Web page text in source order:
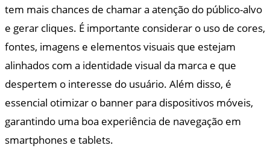
tem mais chances de chamar a atenção do público-alvo
e gerar cliques. É importante considerar o uso de cores,
fontes, imagens e elementos visuais que estejam
alinhados com a identidade visual da marca e que
despertem o interesse do usuário. Além disso, é
essencial otimizar o banner para dispositivos móveis,
garantindo uma boa experiência de navegação em
smartphones e tablets.